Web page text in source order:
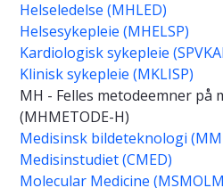
Helseledelse (MHLED)
Helsesykepleie (MHELSP)
Kardiologisk sykepleie
Klinisk sykepleie (MKLISP)
MH - Felles metodeemner på
(MHMETODE-H)
Medisinsk bildeteknologi
Medisinstudiet (CMED)
Molecular Medicine